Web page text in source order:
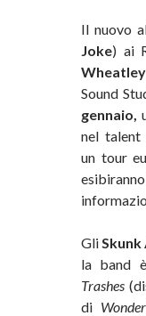
Il nuovo
Joke) ai
Wheatley
Sound
gennaio,
nel
un tour
GliSkunk
la band
Trashes
di